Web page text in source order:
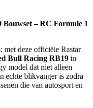
– RC Formule 1
met deze officiële Rastar
Bull Racing RB19 in
model dat niet alleen
echte blikvanger is zodra
die van autosport en